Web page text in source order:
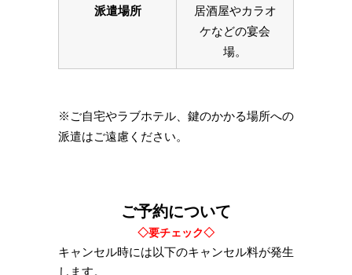
派遣場所
居酒屋やカラオ
ケなどの宴会
場。
※ご自宅やラブホテル、鍵のかかる場所への
派遣はご遠慮ください。
ご予約について
◇要チェック◇
キャンセル時には以下のキャンセル料が発生